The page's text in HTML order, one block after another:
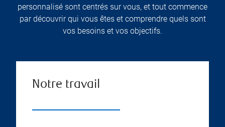
personnalisé sont centrés sur vous, et tout commence
par découvrir qui vous êtes et comprendre quels sont
vos besoins et vos objectifs.
Notre travail